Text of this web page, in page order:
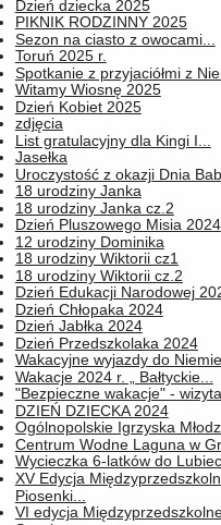
Dzień dziecka 2025
PIKNIK RODZINNY 2025
Sezon na ciasto z owocami...
Toruń 2025 r.
Spotkanie z przyjaciółmi z
Witamy Wiosnę 2025
Dzień Kobiet 2025
zdjęcia
List gratulacyjny dla Kingi I...
Jasełka
Uroczystość z okazji Dnia
18 urodziny Janka
18 urodziny Janka cz.2
Dzień Pluszowego Misia 2024
12 urodziny Dominika
18 urodziny Wiktorii cz1
18 urodziny Wiktorii cz.2
Dzień Edukacji Narodowej
Dzień Chłopaka 2024
Dzień Jabłka 2024
Dzień Przedszkolaka 2024
Wakacyjne wyjazdy do
Wakacje 2024 r. „ Bałtyckie...
"Bezpieczne wakacje" - wizyta
DZIEŃ DZIECKA 2024
Ogólnopolskie Igrzyska
Centrum Wodne Laguna w
Wycieczka 6-latków do
XV Edycja
Piosenki...
VI edycja